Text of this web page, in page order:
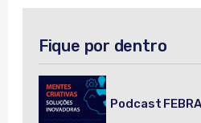
Fique por dentro
Podcast